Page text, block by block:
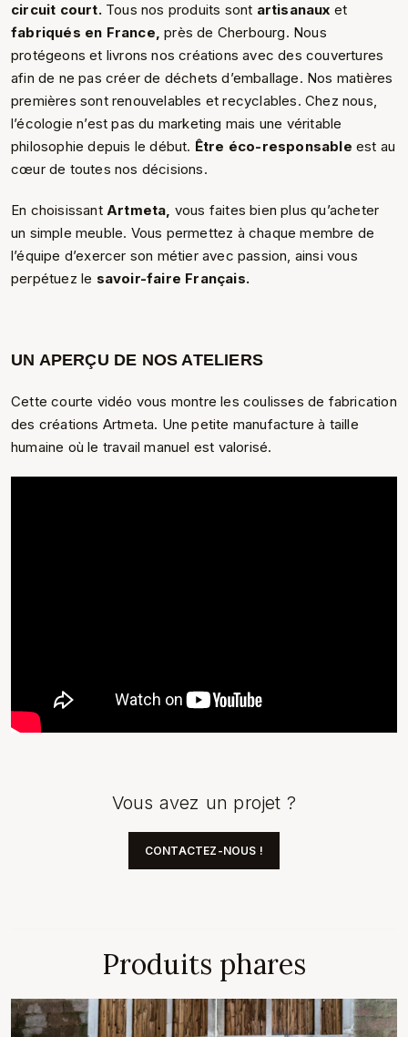
circuit court.Tous nos produits sont artisanaux et
fabriqués en France,près de Cherbourg. Nous
protégeons et livrons nos créations avec des couvertures
afin de ne pas créer de déchets d’emballage. Nos matières
premières sont renouvelables et recyclables. Chez nous,
l’écologie n’est pas du marketing mais une véritable
philosophie depuis le début. Être éco-responsableest au
cœur de toutes nos décisions.
En choisissant Artmeta, vous faites bien plus qu’acheter
un simple meuble. Vous permettez à chaque membre de
l’équipe d’exercer son métier avec passion, ainsi vous
perpétuez le savoir-faire Français.
UN APERÇU DE NOS ATELIERS
Cette courte vidéo vous montre les coulisses de fabrication
des créations Artmeta. Une petite manufacture à taille
humaine où le travail manuel est valorisé.
Vous avez un projet ?
CONTACTEZ-NOUS !
Produits phares